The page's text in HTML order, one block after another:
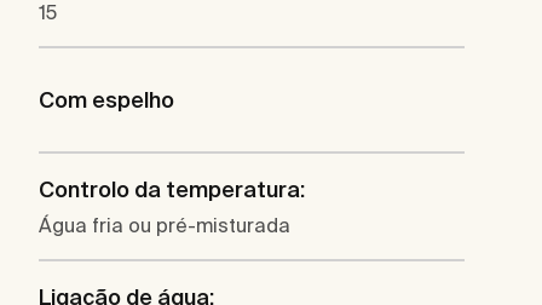
15
Com espelho
Controlo da temperatura:
Água fria ou pré-misturada
Ligação de água: